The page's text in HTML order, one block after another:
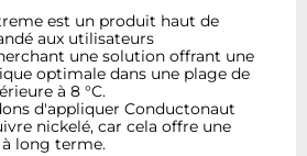
est un produit haut de
aux utilisateurs
une solution offrant une
optimale dans une plage de
à 8 °C.
d'appliquer Conductonaut
nickelé, car cela offre une
long terme.